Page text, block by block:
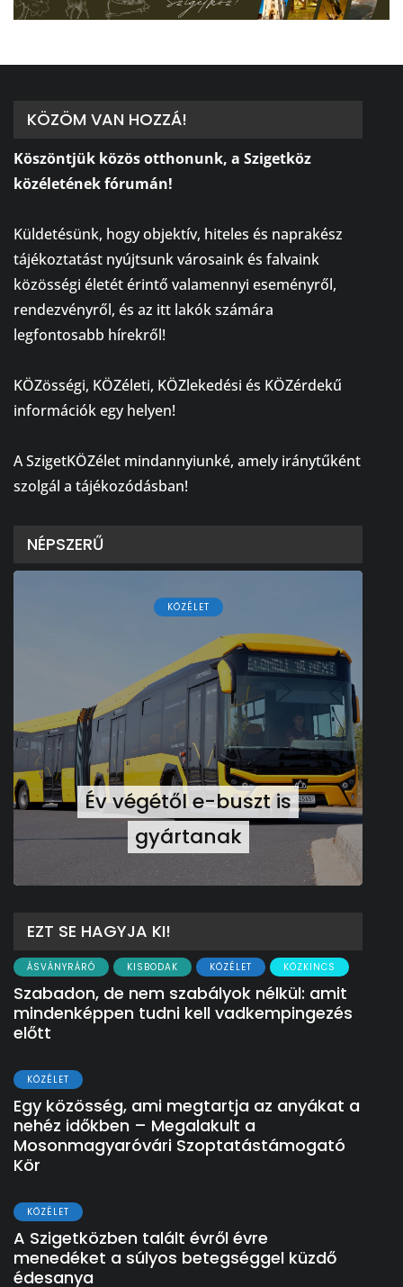
KÖZÖM VAN HOZZÁ!
Köszöntjük közös otthonunk, a Szigetköz
közéletének fórumán!
Küldetésünk, hogy objektív, hiteles és naprakész
tájékoztatást nyújtsunk városaink és falvaink
közösségi életét érintő valamennyi eseményről,
rendezvényről, és az itt lakók számára
legfontosabb hírekről!
KÖZösségi, KÖZéleti, KÖZlekedési és KÖZérdekű
információk egy helyen!
A SzigetKÖZélet mindannyiunké, amely iránytűként
szolgál a tájékozódásban!
NÉPSZERŰ
KÖZÉLET
Év végétől e-buszt is
gyártanak
EZT SE HAGYJA KI!
ÁSVÁNYRÁRÓ KISBODAK KÖZÉLET KÖZKINCS
Szabadon, de nem szabályok nélkül: amit
mindenképpen tudni kell vadkempingezés
előtt
KÖZÉLET
Egy közösség, ami megtartja az anyákat a
nehéz időkben – Megalakult a
Mosonmagyaróvári Szoptatástámogató
Kör
KÖZÉLET
A Szigetközben talált évről évre
menedéket a súlyos betegséggel küzdő
édesanya